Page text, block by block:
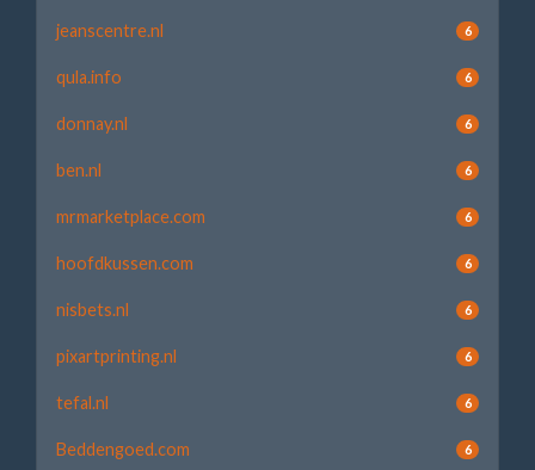
jeanscentre.nl 6
qula.info 6
donnay.nl 6
ben.nl 6
mrmarketplace.com 6
hoofdkussen.com 6
nisbets.nl 6
pixartprinting.nl 6
tefal.nl 6
Beddengoed.com 6